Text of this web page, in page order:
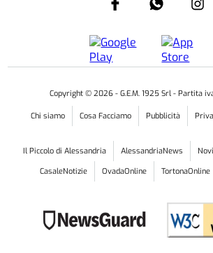
Copyright © 2026 - G.E.M. 1925 Srl - Partita
Chi siamo Cosa Facciamo Pubblicità
Il Piccolo di Alessandria AlessandriaNews
CasaleNotizie
OvadaOnline TortonaOnline